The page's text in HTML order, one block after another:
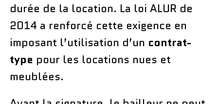
durée de la location. La loi ALUR de
2014 a renforcé cette exigence en
imposant l’utilisation d’un contrat-
type pour les locations nues et
meublées.